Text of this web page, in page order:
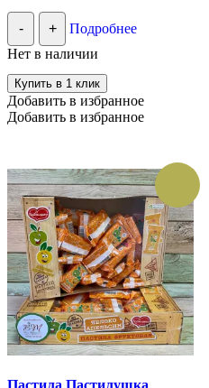
- +
Подробнее
Нет в наличии
Купить в 1 клик
Добавить в избранное
Добавить в избранное